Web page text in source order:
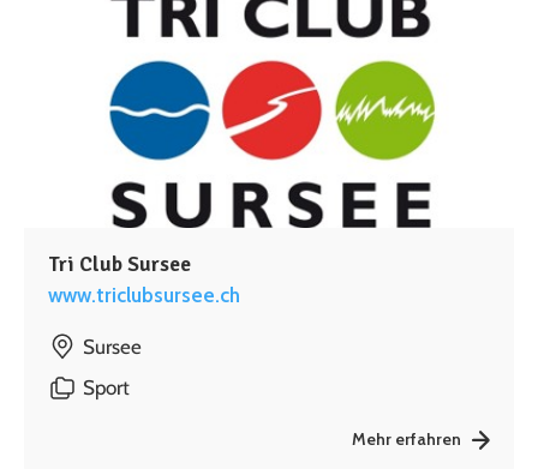
Tri Club Sursee
www.triclubsursee.ch
Sursee
Sport
Mehr erfahren